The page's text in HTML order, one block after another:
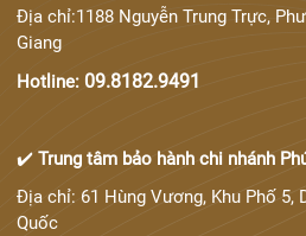
Địa chỉ:1188 Nguyễn Trung Trực,
Giang
Hotline: 09.8182.9491
✔️Trung tâm bảo hành chi nhánh
Địa chỉ: 61 Hùng Vương, Khu Phố 5,
Quốc